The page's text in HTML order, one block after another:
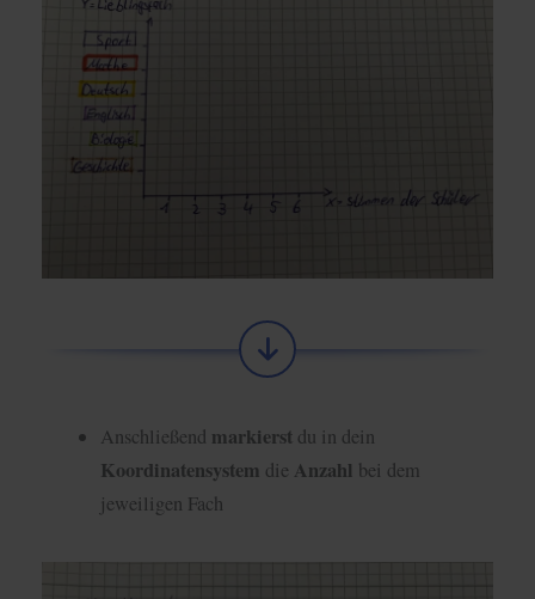
Anschließend markierst du in dein
Koordinatensystem die Anzahl bei dem
jeweiligen Fach